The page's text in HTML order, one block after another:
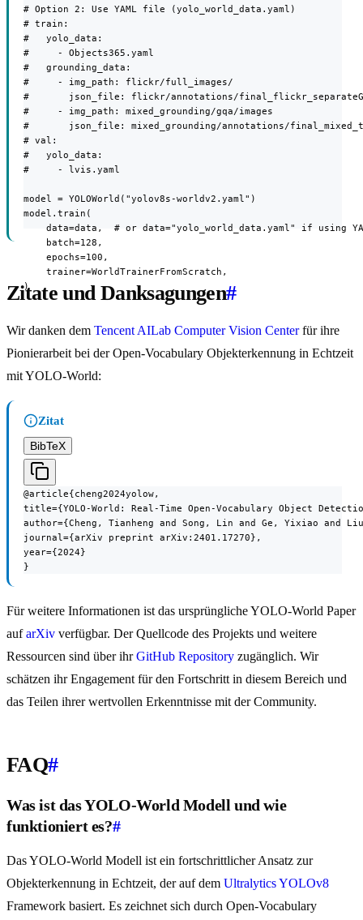
# Option 2: Use YAML file (yolo_world_data.yaml)
# train:
#   yolo_data:
#     - Objects365.yaml
#   grounding_data:
#     - img_path: flickr/full_images/
#       json_file: flickr/annotations/
#     - img_path: mixed_grounding/gqa/images
#       json_file: mixed_grounding/annotations/
# val:
#   yolo_data:
#     - lvis.yaml
model = YOLOWorld("yolov8s-worldv2.yaml")
model.train(
data=data,  # or data="yolo_world_data.yaml" if using
    batch=128,
    epochs=100,
    trainer=WorldTrainerFromScratch,
)
Zitate und Danksagungen#
Wir danken dem Tencent AILab Computer Vision Centerfür ihre
Pionierarbeit bei der Open-Vocabulary Objekterkennung in Echtzeit
mit YOLO-World:
Zitat
BibTeX
@article{cheng2024yolow,
title={YOLO-World: Real-Time Open-Vocabulary Object
author={Cheng, Tianheng and Song, Lin and Ge, Yixiao and
journal={arXiv preprint arXiv:2401.17270},
year={2024}
}
Für weitere Informationen ist das ursprüngliche YOLO-World Paper
aufarXiv verfügbar. Der Quellcode des Projekts und weitere
Ressourcen sind über ihrGitHub Repository zugänglich. Wir
schätzen ihr Engagement für den Fortschritt in diesem Bereich und
das Teilen ihrer wertvollen Erkenntnisse mit der Community.
FAQ#
Was ist das YOLO-World Modell und wie
funktioniert es?#
Das YOLO-World Modell ist ein fortschrittlicher Ansatz zur
Objekterkennung in Echtzeit, der auf dem Ultralytics YOLOv8
Framework basiert. Es zeichnet sich durch Open-Vocabulary